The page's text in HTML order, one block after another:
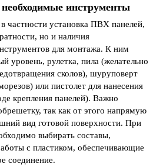
инструменты
установка ПВХ панелей,
но и наличия
для монтажа. К ним
уровень, рулетка, пила (желательно
сколов), шуруповерт
или пистолет для нанесения
крепления панелей). Важно
так как от этого напрямую
вид готовой поверхности. При
выбирать составы,
с пластиком, обеспечивающие
соединение.